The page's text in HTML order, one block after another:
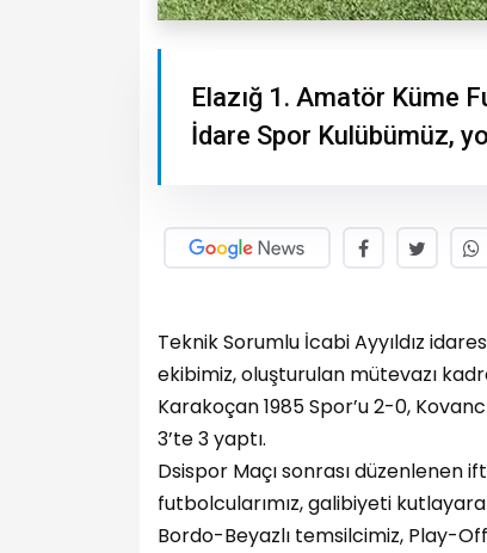
Elazığ 1. Amatör Küme
İdare Spor Kulübümüz,
Teknik Sorumlu İcabi Ayyıldız
ekibimiz, oluşturulan mütevazı
Karakoçan 1985 Spor’u 2-0,
3’te 3 yaptı.
Dsispor Maçı sonrası
futbolcularımız, galibiyeti
Bordo-Beyazlı temsilcimiz, Play-